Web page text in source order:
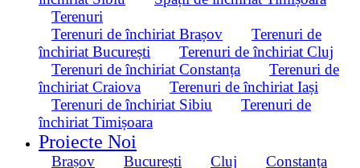
Terenuri
Terenuri de închiriat Brașov
Terenuri de
închiriat București
Terenuri de închiriat Cluj
Terenuri de închiriat Constanța
Terenuri de
închiriat Craiova
Terenuri de închiriat Iași
Terenuri de închiriat Sibiu
Terenuri de
închiriat Timișoara
Proiecte Noi
Brașov București Cluj
Constanța